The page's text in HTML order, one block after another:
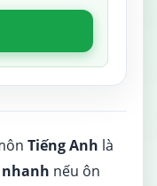
Tiếng Anh là
nếu ôn